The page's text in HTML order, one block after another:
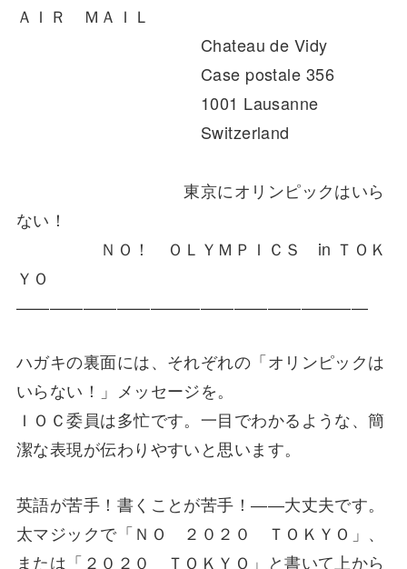
ＡＩＲ ＭＡＩＬ
Chateau de Vidy
Case postale 356
1001 Lausanne
Switzerland
東京にオリンピックはいら
ない！
ＮＯ！ ＯＬＹＭＰＩＣＳ in ＴＯＫ
ＹＯ
—————————————————————
ハガキの裏面には、それぞれの「オリンピックは
いらない！」メッセージを。
ＩＯＣ委員は多忙です。一目でわかるような、簡
潔な表現が伝わりやすいと思います。
英語が苦手！書くことが苦手！――大丈夫です。
太マジックで「ＮＯ ２０２０ ＴＯＫＹＯ」、
または「２０２０ ＴＯＫＹＯ」と書いて上から